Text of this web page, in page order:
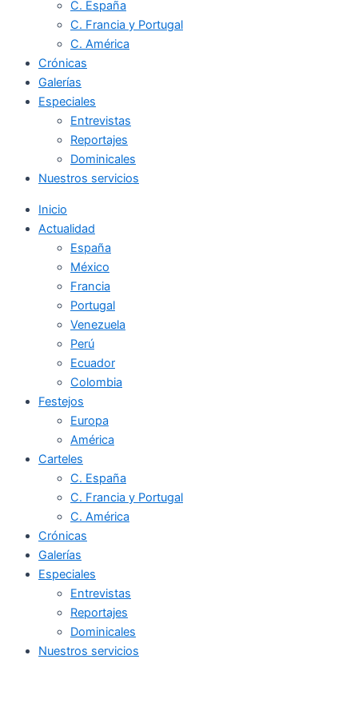
C. España
C. Francia y Portugal
C. América
Crónicas
Galerías
Especiales
Entrevistas
Reportajes
Dominicales
Nuestros servicios
Inicio
Actualidad
España
México
Francia
Portugal
Venezuela
Perú
Ecuador
Colombia
Festejos
Europa
América
Carteles
C. España
C. Francia y Portugal
C. América
Crónicas
Galerías
Especiales
Entrevistas
Reportajes
Dominicales
Nuestros servicios